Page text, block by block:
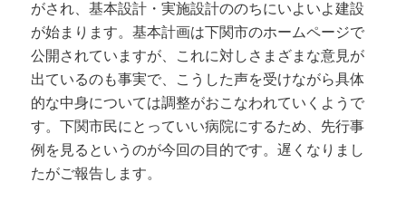
がされ、基本設計・実施設計ののちにいよいよ建設
が始まります。基本計画は下関市のホームページで
公開されていますが、これに対しさまざまな意見が
出ているのも事実で、こうした声を受けながら具体
的な中身については調整がおこなわれていくようで
す。下関市民にとっていい病院にするため、先行事
例を見るというのが今回の目的です。遅くなりまし
たがご報告します。